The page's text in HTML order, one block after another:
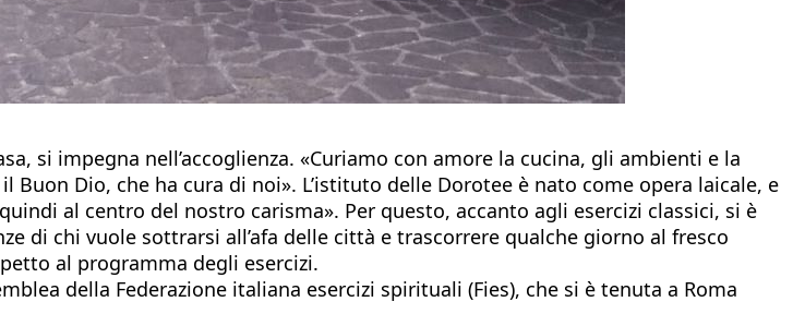
si impegna nell’accoglienza. «Curiamo con amore la cucina, gli ambienti e la
Dio, che ha cura di noi». L’istituto delle Dorotee è nato come opera laicale, e
al centro del nostro carisma». Per questo, accanto agli esercizi classici, si è
di chi vuole sottrarsi all’afa delle città e trascorrere qualche giorno al fresco
al programma degli esercizi.
della Federazione italiana esercizi spirituali (Fies), che si è tenuta a Roma